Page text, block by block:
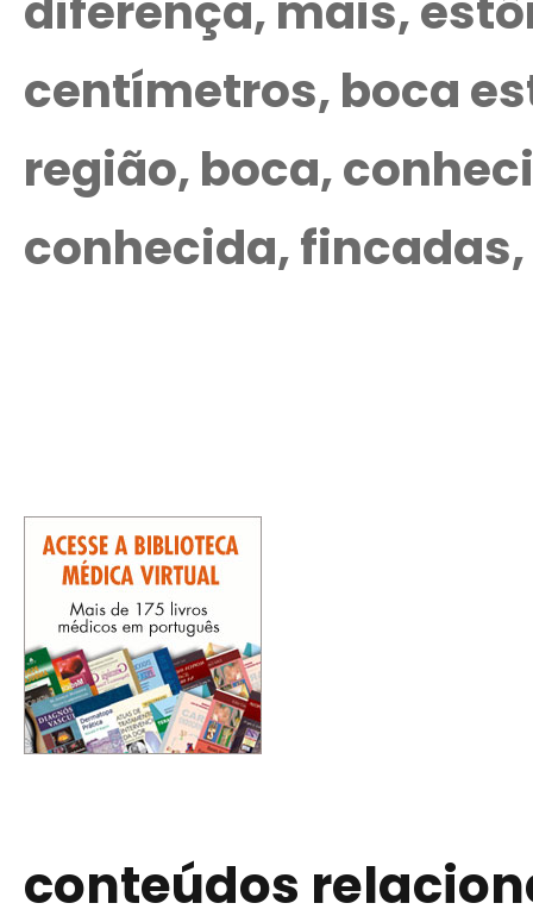
centímetros, boca
região, boca,
conhecida,
conteúdos